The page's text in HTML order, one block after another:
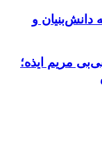
دانش‌بنیان و
مریم ایذه؛